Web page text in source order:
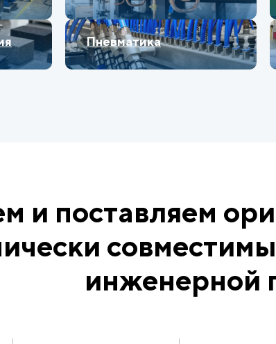
Пневматика
и поставляем
инженерной